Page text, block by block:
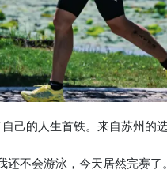
的人生首铁。来自苏州的
不会游泳，今天居然完赛了